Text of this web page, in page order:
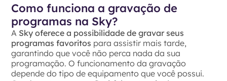
Como funciona a gravação de
programas na Sky?
A Sky oferece a possibilidade de gravar seus
programas favoritos para assistir mais tarde,
garantindo que você não perca nada da sua
programação. O funcionamento da gravação
depende do tipo de equipamento que você possui.